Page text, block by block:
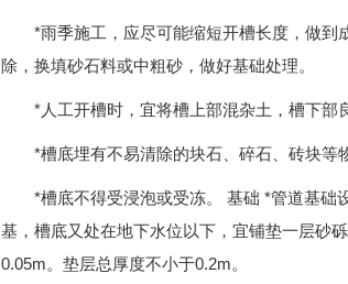
*雨季施工，应尽可能缩短开槽长度，做
除，换填砂石料或中粗砂，做好基础处理。
*人工开槽时，宜将槽上部混杂土，槽下部
*槽底埋有不易清除的块石、碎石、砖块等
*槽底不得受浸泡或受冻。 基础 *管道基础
基，槽底又处在地下水位以下，宜铺垫一层砂
0.05m。垫层总厚度不小于0.2m。